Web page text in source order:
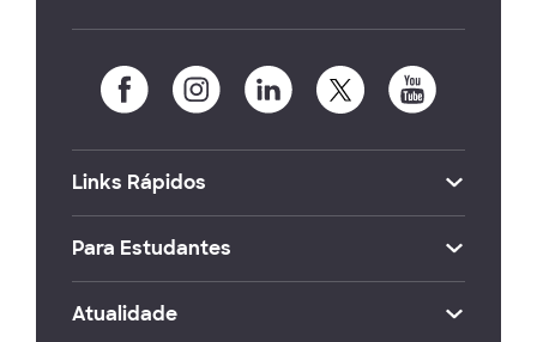
Links Rápidos
Para Estudantes
Atualidade